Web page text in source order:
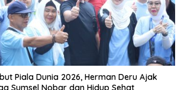
Piala Dunia 2026, Herman Deru Ajak
Sumsel Nobar dan Hidup Sehat